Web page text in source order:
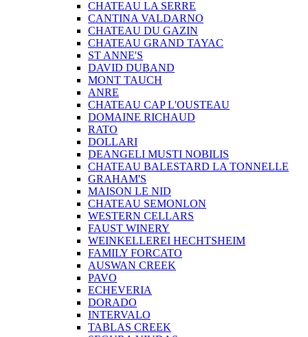
CHATEAU LA SERRE
CANTINA VALDARNO
CHATEAU DU GAZIN
CHATEAU GRAND TAYAC
ST ANNE'S
DAVID DUBAND
MONT TAUCH
ANRE
CHATEAU CAP L'OUSTEAU
DOMAINE RICHAUD
RATO
DOLLARI
DEANGELI MUSTI NOBILIS
CHATEAU BALESTARD LA TONNELLE
GRAHAM'S
MAISON LE NID
CHATEAU SEMONLON
WESTERN CELLARS
FAUST WINERY
WEINKELLEREI HECHTSHEIM
FAMILY FORCATO
AUSWAN CREEK
PAVO
ECHEVERIA
DORADO
INTERVALO
TABLAS CREEK